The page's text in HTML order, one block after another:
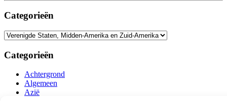
Categorieën
Categorieën
Categorieën
Achtergrond
Algemeen
Azië